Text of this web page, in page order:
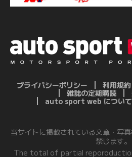
プライバシーポリシー 利用規約
雑誌の定期購読
auto sport web について
当サイトに掲載されている文章・写
禁じます。
The total of partial